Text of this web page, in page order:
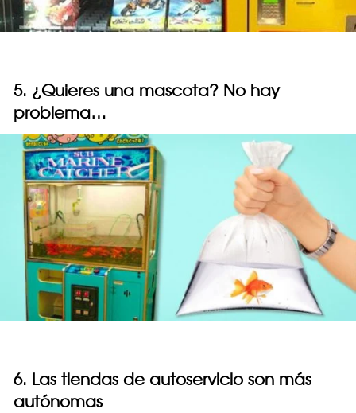
5. ¿Quieres una mascota? No hay
problema…
6. Las tiendas de autoservicio son más
autónomas